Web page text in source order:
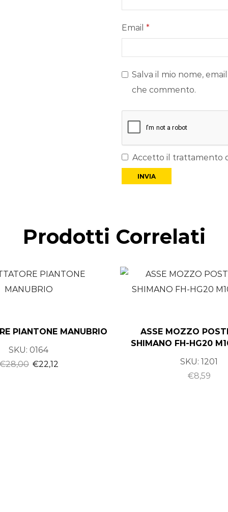
Email *
Salva il mio nome,
che commento.
Accetto il trattamento
Prodotti Correlati
PIANTONE MANUBRIO
SKU: 0164
28,00 €22,12
ASSE MOZZO
SHIMANO FH-HG20
SKU:1201
€8,59